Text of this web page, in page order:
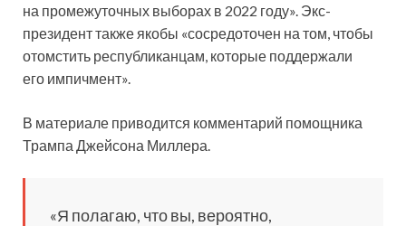
на промежуточных выборах в 2022 году». Экс-
президент также якобы «сосредоточен на том, чтобы
отомстить республиканцам, которые поддержали
его импичмент».
В материале приводится комментарий помощника
Трампа Джейсона Миллера.
«Я полагаю, что вы, вероятно,